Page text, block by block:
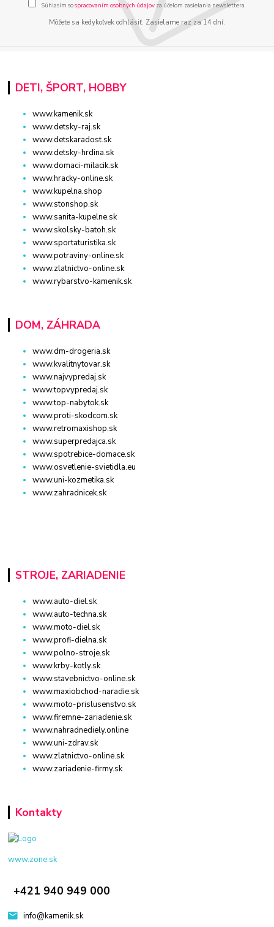
Súhlasím sospracovaním osobných údajov za účelom zasielania newslettera.
Môžete sa kedykoľvek odhlásiť. Zasielame raz za 14 dní.
DETI, ŠPORT, HOBBY
www.kamenik.sk
www.detsky-raj.sk
www.detskaradost.sk
www.detsky-hrdina.sk
www.domaci-milacik.sk
www.hracky-online.sk
www.kupelna.shop
www.stonshop.sk
www.sanita-kupelne.sk
www.skolsky-batoh.sk
www.sportaturistika.sk
www.potraviny-online.sk
www.zlatnictvo-online.sk
www.rybarstvo-kamenik.sk
DOM, ZÁHRADA
www.dm-drogeria.sk
www.kvalitnytovar.sk
www.najvypredaj.sk
www.topvypredaj.sk
www.top-nabytok.sk
www.proti-skodcom.sk
www.retromaxishop.sk
www.superpredajca.sk
www.spotrebice-domace.sk
www.osvetlenie-svietidla.eu
www.uni-kozmetika.sk
www.zahradnicek.sk
STROJE, ZARIADENIE
www.auto-diel.sk
www.auto-techna.sk
www.moto-diel.sk
www.profi-dielna.sk
www.polno-stroje.sk
www.krby-kotly.sk
www.stavebnictvo-online.sk
www.maxiobchod-naradie.sk
www.moto-prislusenstvo.sk
www.firemne-zariadenie.sk
www.nahradnediely.online
www.uni-zdrav.sk
www.zlatnictvo-online.sk
www.zariadenie-firmy.sk
Kontakty
www.zone.sk
+421 940 949 000
info@kamenik.sk